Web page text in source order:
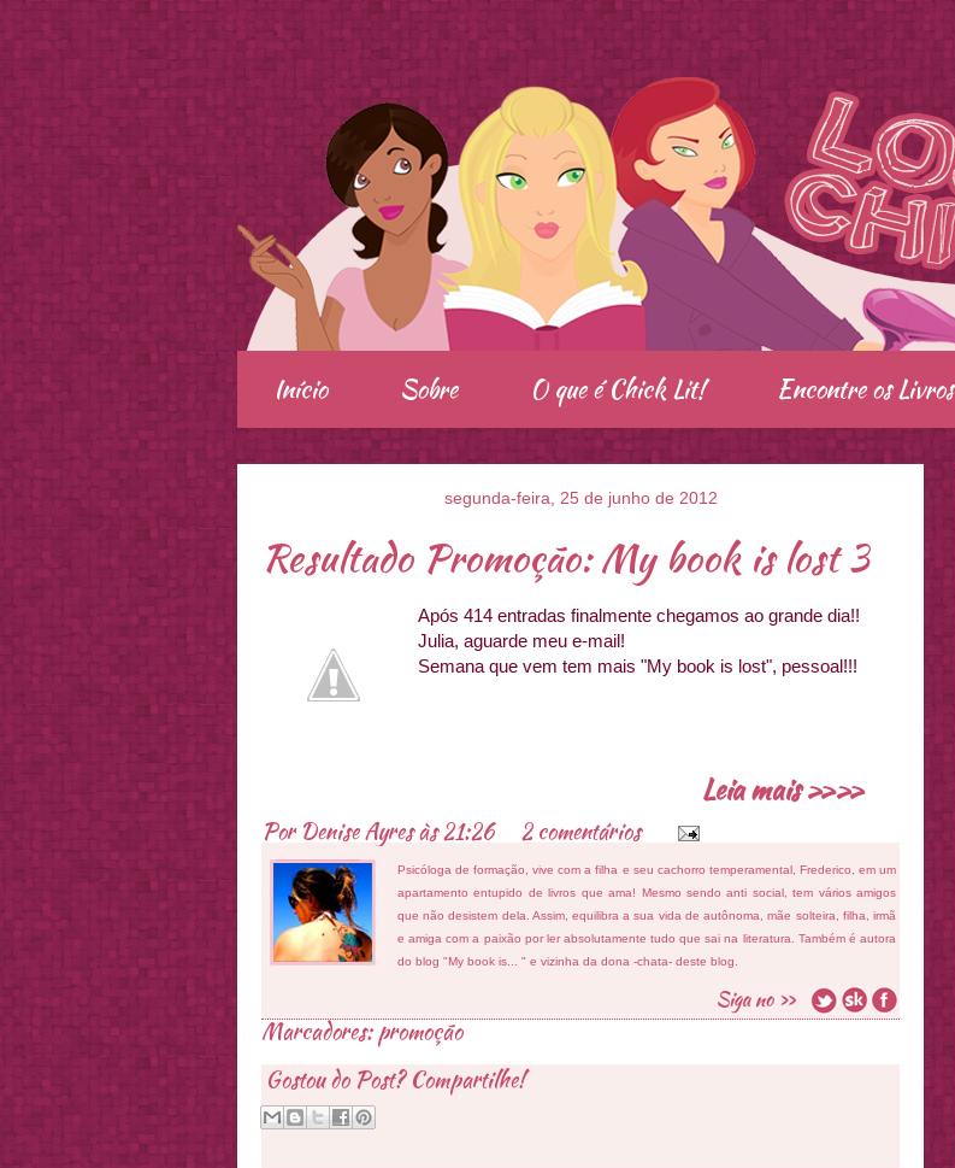
.
Início Sobre O que é Chick Lit! Encontre os Livros
segunda-feira, 25 de junho de 2012
Resultado Promoção: My book is lost 3
Após 414 entradas finalmente chegamos ao grande dia!!
Julia, aguarde meu e-mail!
Semana que vem tem mais "My book is lost", pessoal!!!
Leia mais »»
PorDenise Ayresàs21:26 2 comentários
Psicóloga de formação, vive com a filha e seu cachorro temperamental, Frederico, em um
apartamento entupido de livros que ama! Mesmo sendo anti social, tem vários amigos
que não desistem dela. Assim, equilibra a sua vida de autônoma, mãe solteira, filha, irmã
e amiga com a paixão por ler absolutamente tudo que sai na literatura. Também é autora
do blog "My book is... " e vizinha da dona -chata- deste blog.
Marcadores:promoção
Gostou do Post? Compartilhe!